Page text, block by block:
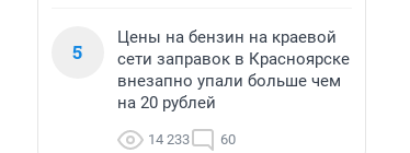
5
Цены на бензин на краевой
сети заправок в Красноярске
внезапно упали больше чем
на 20 рублей
14 233 60